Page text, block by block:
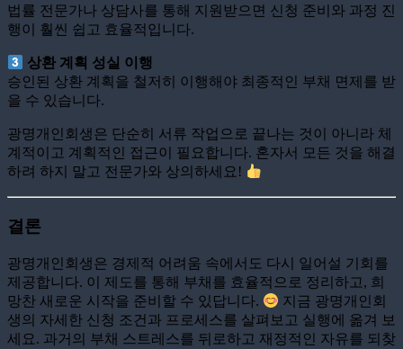
법률 전문가나 상담사를 통해 지원받으면 신청 준비와 과정 진
행이 훨씬 쉽고 효율적입니다.
상환 계획 성실 이행
승인된 상환 계획을 철저히 이행해야 최종적인 부채 면제를 받
을 수 있습니다.
광명개인회생은 단순히 서류 작업으로 끝나는 것이 아니라 체
계적이고 계획적인 접근이 필요합니다. 혼자서 모든 것을 해결
하려 하지 말고 전문가와 상의하세요!
결론
광명개인회생은 경제적 어려움 속에서도 다시 일어설 기회를
제공합니다. 이 제도를 통해 부채를 효율적으로 정리하고, 희
망찬 새로운 시작을 준비할 수 있답니다.
지금 광명개인회
생의 자세한 신청 조건과 프로세스를 살펴보고 실행에 옮겨 보
세요. 과거의 부채 스트레스를 뒤로하고 재정적인 자유를 되찾